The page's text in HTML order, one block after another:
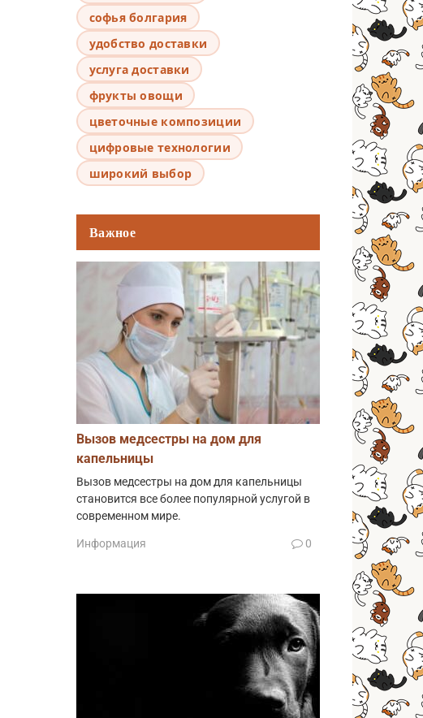
софья болгария
удобство доставки
услуга доставки
фрукты овощи
цветочные композиции
цифровые технологии
широкий выбор
Важное
Вызов медсестры на дом для
капельницы
Вызов медсестры на дом для капельницы
становится все более популярной услугой в
современном мире.
Информация 0